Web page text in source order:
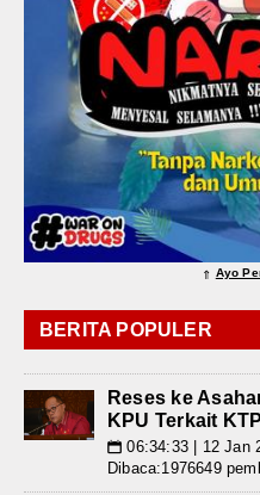
⇑ Ayo
BERITA POPULER
Reses ke
KPU Terkait
📅 06:34:33 | 12 Jan
Dibaca:1976649